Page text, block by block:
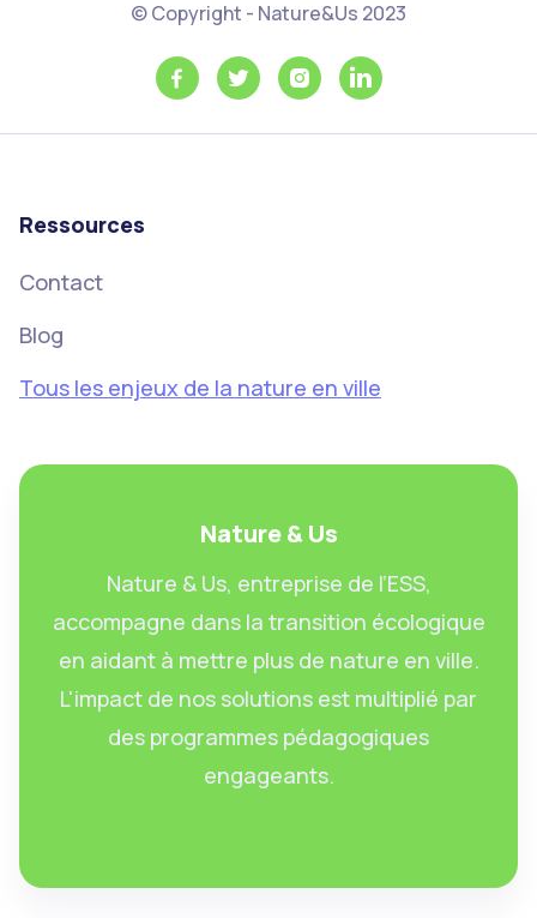
© Copyright - Nature&Us 2023
   
Ressources
Contact
Blog
Tous les enjeux de la nature en ville
Nature & Us
Nature & Us, entreprise de l’ESS,
accompagne dans la transition écologique
en aidant à mettre plus de nature en ville.
L'impact de nos solutions est multiplié par
des programmes pédagogiques
engageants.